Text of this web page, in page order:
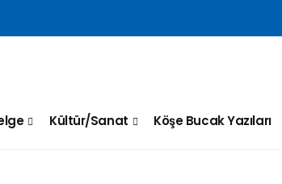
Kültür/Sanat Köşe Bucak Yazıları